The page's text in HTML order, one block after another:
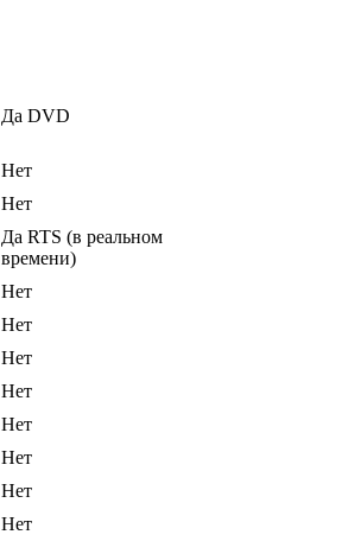
Да DVD
Нет
Нет
Да RTS (в реальном
времени)
Нет
Нет
Нет
Нет
Нет
Нет
Нет
Нет